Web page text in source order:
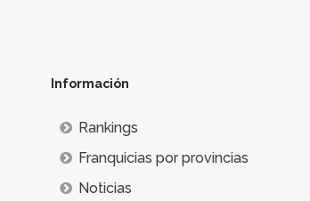
Información
Rankings
Franquicias por provincias
Noticias